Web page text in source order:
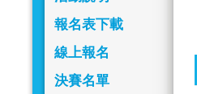
報名表下載
線上報名
決賽名單